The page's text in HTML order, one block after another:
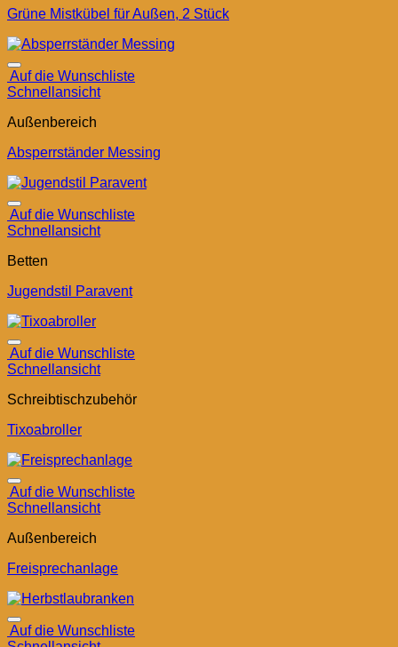
Grüne Mistkübel für Außen, 2 Stück
Auf die Wunschliste
Schnellansicht
Außenbereich
Absperrständer Messing
Auf die Wunschliste
Schnellansicht
Betten
Jugendstil Paravent
Auf die Wunschliste
Schnellansicht
Schreibtischzubehör
Tixoabroller
Auf die Wunschliste
Schnellansicht
Außenbereich
Freisprechanlage
Auf die Wunschliste